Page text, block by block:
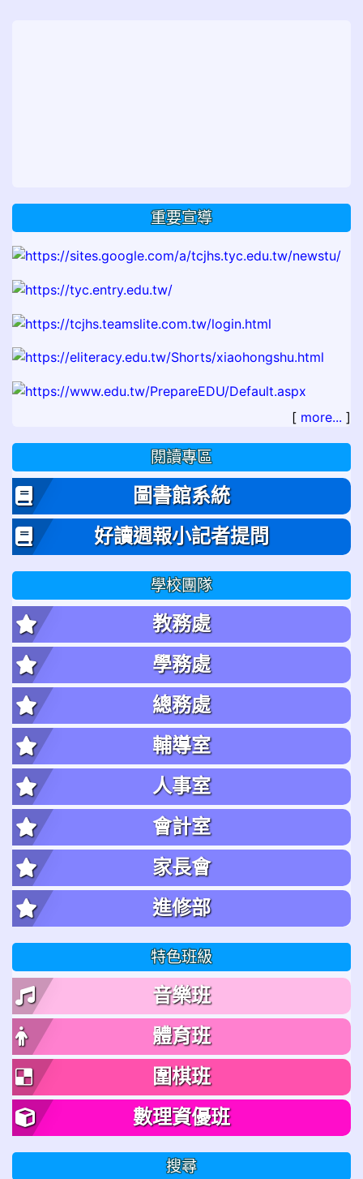
重要宣導
[ more... ]
閱讀專區
圖書館系統
好讀週報小記者提問
學校團隊
教務處
學務處
總務處
輔導室
人事室
會計室
家長會
進修部
特色班級
音樂班
體育班
圍棋班
數理資優班
搜尋